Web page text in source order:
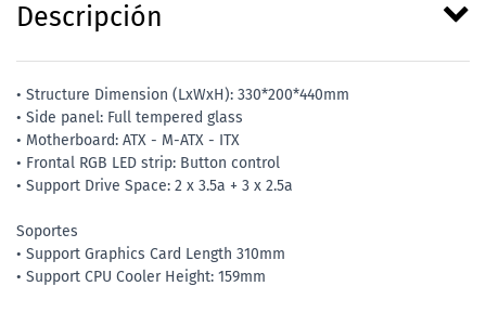
Descripción
• Structure Dimension (LxWxH): 330*200*440mm
• Side panel: Full tempered glass
• Motherboard: ATX - M-ATX - ITX
• Frontal RGB LED strip: Button control
• Support Drive Space: 2 x 3.5a + 3 x 2.5a
Soportes
• Support Graphics Card Length 310mm
• Support CPU Cooler Height: 159mm